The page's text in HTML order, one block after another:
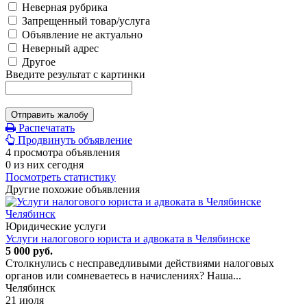
Неверная рубрика
Запрещенный товар/услуга
Объявление не актуально
Неверный адрес
Другое
Введите результат с картинки
Отправить жалобу
Распечатать
Продвинуть объявление
4 просмотра объявления
0 из них сегодня
Посмотреть статистику
Другие похожие объявления
Юридические услуги
Услуги налогового юриста и адвоката в Челябинске
5 000 руб.
Столкнулись с несправедливыми действиями налоговых
органов или сомневаетесь в начислениях? Наша...
Челябинск
21 июля